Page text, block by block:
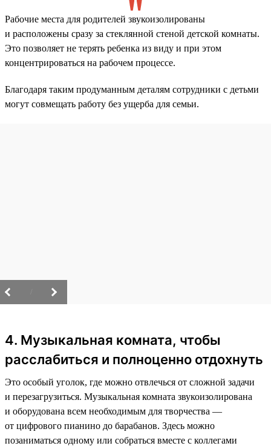
Рабочие места для родителей звукоизолированы
и расположены сразу за стеклянной стеной детской комнаты.
Это позволяет не терять ребенка из виду и при этом
концентрироваться на рабочем процессе.
Благодаря таким продуманным деталям сотрудники с детьми
могут совмещать работу без ущерба для семьи.
4. Музыкальная комната, чтобы
расслабиться и полноценно отдохнуть
Это особый уголок, где можно отвлечься от сложной задачи
и перезагрузиться. Музыкальная комната звукоизолирована
и оборудована всем необходимым для творчества —
от цифрового пианино до барабанов. Здесь можно
позаниматься одному или собраться вместе с коллегами